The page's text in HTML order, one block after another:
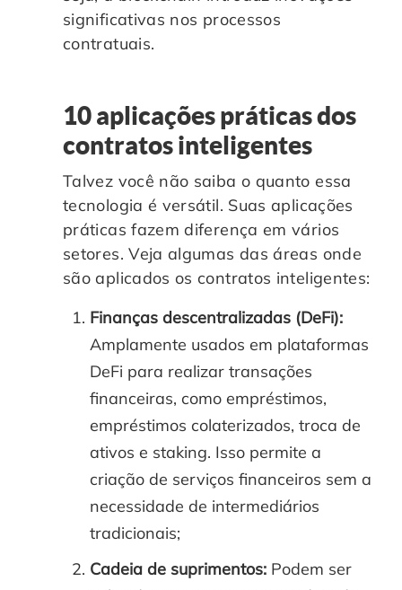
significativas nos processos
contratuais.
10 aplicações práticas dos
contratos inteligentes
Talvez você não saiba o quanto essa
tecnologia é versátil. Suas aplicações
práticas fazem diferença em vários
setores. Veja algumas das áreas onde
são aplicados os contratos inteligentes:
Finanças descentralizadas (DeFi):
Amplamente usados em plataformas
DeFi para realizar transações
financeiras, como empréstimos,
empréstimos colaterizados, troca de
ativos e staking. Isso permite a
criação de serviços financeiros sem a
necessidade de intermediários
tradicionais;
Cadeia de suprimentos: Podem ser